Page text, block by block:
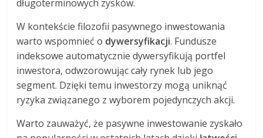
długoterminowych zysków.
W kontekście filozofii pasywnego inwestowania
warto wspomnieć o dywersyfikacji. Fundusze
indeksowe automatycznie dywersyfikują portfel
inwestora, odwzorowując cały rynek lub jego
segment. Dzięki temu inwestorzy mogą uniknąć
ryzyka związanego z wyborem pojedynczych akcji.
Warto zauważyć, że pasywne inwestowanie zyskało